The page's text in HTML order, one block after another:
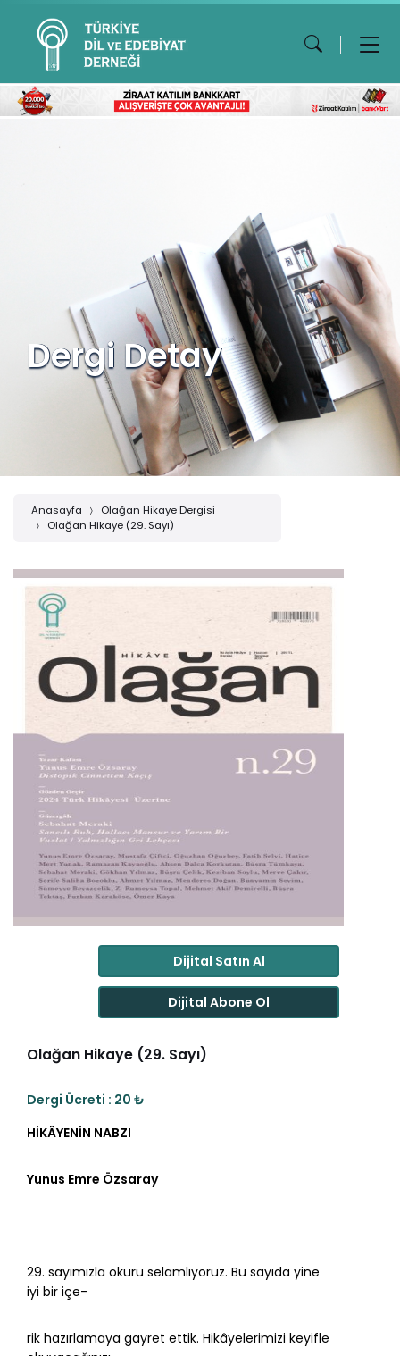
Dergi Detay
Anasayfa
Olağan Hikaye Dergisi
Olağan Hikaye (29. Sayı)
Dijital Satın Al
Dijital Abone Ol
Olağan Hikaye (29. Sayı)
Dergi Ücreti : 20 ₺
HİKÂYENİN NABZI
Yunus Emre Özsaray
29. sayımızla okuru selamlıyoruz. Bu sayıda yine
iyi bir içe-
rik hazırlamaya gayret ettik. Hikâyelerimizi keyifle